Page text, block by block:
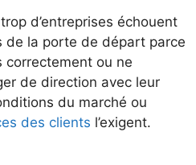
d’entreprises échouent
de la porte de départ parce
correctement ou ne
de direction avec leur
du marché ou
des clients l’exigent.